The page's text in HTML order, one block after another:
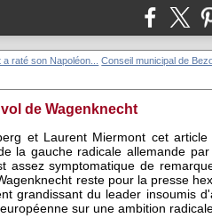
raté son Napoléon... Conseil municipal de
de Wagenknecht
et Laurent Miermont cet
la gauche radicale allemande
assez symptomatique de
reste pour la presse
grandissant du leader insoumis
sur une ambition